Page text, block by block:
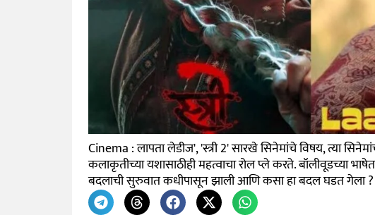
Cinema : लापता लेडीज', 'स्त्री 2' सारखे सिनेमांचे विषय, त्या
कलाकृतीच्या यशासाठीही महत्वाचा रोल प्ले करते. बॉलीवूडच्या
बदलाची सुरुवात कधीपासून झाली आणि कसा हा बदल घडत गेला ?